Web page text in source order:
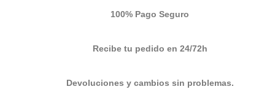
100% Pago Seguro
Recibe tu pedido en 24/72h
Devoluciones y cambios sin problemas.